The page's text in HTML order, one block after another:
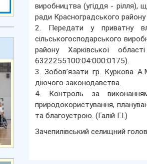
виробництва (угіддя - рілля),
ради Красноградського району
2. Передати у приватну
сільськогосподарського
району Харківської
6322255100:04:000:0175).
3. Зобов’язати гр. Куркова
діючого законодавства.
4. Контроль за
природокористування,
та благоустрою. (Галій Г.І.)
Зачепилівський селищний